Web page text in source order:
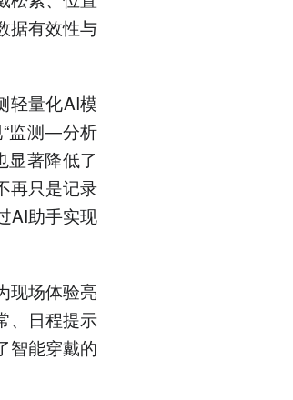
据有效性与
轻量化AI模
“监测—分析
著降低了
再只是记录
AI助手实现
现场体验亮
、日程提示
智能穿戴的